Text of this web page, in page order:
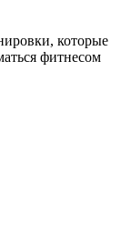
которые
фитнесом